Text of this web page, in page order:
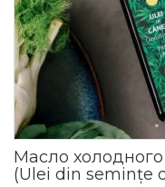
Масло
(Ulei din semințe